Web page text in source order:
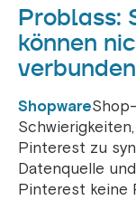
Problass:
können
Shopware
Pinterest zu
Datenquelle
Pinterest keine